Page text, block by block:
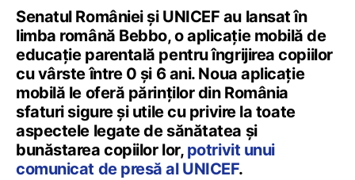
Senatul României și UNICEF au lansat în
limba română Bebbo, o aplicație mobilă de
educație parentală pentru îngrijirea copiilor
cu vârste între 0 și 6 ani. Noua aplicație
mobilă le oferă părinților din România
sfaturi sigure și utile cu privire la toate
aspectele legate de sănătatea și
bunăstarea copiilor lor, potrivit unui
comunicat de presă al UNICEF.